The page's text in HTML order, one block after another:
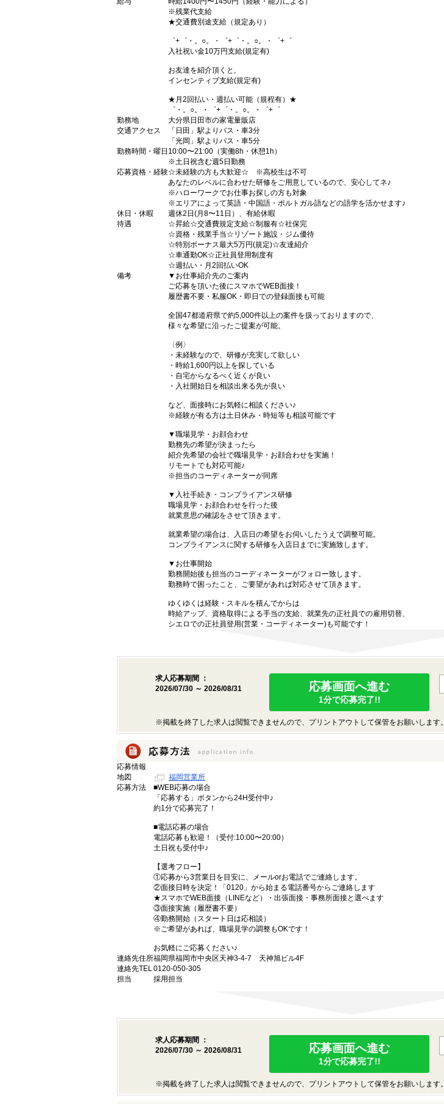
※残業代支給
★交通費別途支給（規定あり）
゜+゜・。○。・゜+゜・。○。・゜+゜
入社祝い金10万円支給(規定有)
お友達を紹介頂くと,
インセンティブ支給(規定有)
★月2回払い・週払い可能（規程有）★
゜・。○。・゜+゜・。○。・゜+゜
勤務地
大分県日田市の家電量販店
交通アクセス
「日田」駅よりバス・車3分
「光岡」駅よりバス・車5分
勤務時間・曜日 10:00〜21:00（実働8h・休憩1h）
※土日祝含む週5日勤務
応募資格・経験☆未経験の方も大歓迎☆ ※高校生は不可
あなたのレベルに合わせた研修をご用意しているので、安心してネ♪
※ハローワークでお仕事お探しの方も対象
※エリアによって英語・中国語・ポルトガル語などの語学を活かせます♪
休日・休暇
週休2日(月8〜11日）、有給休暇
待遇
☆昇給☆交通費規定支給☆制服有☆社保完
☆資格・残業手当☆リゾート施設・ジム優待
☆特別ボーナス最大5万円(規定)☆友達紹介
☆車通勤OK☆正社員登用制度有
☆週払い・月2回払いOK
備考
▼お仕事紹介先のご案内
ご応募を頂いた後にスマホでWEB面接！
履歴書不要・私服OK・即日での登録面接も可能
全国47都道府県で約5,000件以上の案件を扱っておりますので、
様々な希望に沿ったご提案が可能。
〈例〉
・未経験なので、研修が充実して欲しい
・時給1,600円以上を探している
・自宅からなるべく近くが良い
・入社開始日を相談出来る先が良い
など、面接時にお気軽に相談ください♪
※経験が有る方は土日休み・時短等も相談可能です
▼職場見学・お顔合わせ
勤務先の希望が決まったら
紹介先希望の会社で職場見学・お顔合わせを実施！
リモートでも対応可能♪
※担当のコーディネーターが同席
▼入社手続き・コンプライアンス研修
職場見学・お顔合わせを行った後
就業意思の確認をさせて頂きます。
就業希望の場合は、入店日の希望をお伺いしたうえで調整可能。
コンプライアンスに関する研修を入店日までに実施致します。
▼お仕事開始
勤務開始後も担当のコーディネーターがフォロー致します。
勤務時で困ったこと、ご要望があれば対応させて頂きます。
ゆくゆくは経験・スキルを積んでからは
時給アップ、資格取得による手当の支給、就業先の正社員での雇用切替、
シエロでの正社員登用(営業・コーディネーター)も可能です！
求人応募期間 ：
2026/07/30 ～ 2026/08/31
応募画面へ進む
1分で応募完了!!
※掲載を終了した求人は閲覧できませんので、プリントアウトして保管をお願いします。
応募情報
地図
福岡営業所
応募方法
■WEB応募の場合
「応募する」ボタンから24H受付中♪
約1分で応募完了！
■電話応募の場合
電話応募も歓迎！（受付:10:00〜20:00）
土日祝も受付中♪
【選考フロー】
①応募から3営業日を目安に、メールorお電話でご連絡します。
②面接日時を決定！「0120」から始まる電話番号からご連絡します
★スマホでWEB面接（LINEなど）・出張面接・事務所面接と選べます
③面接実施（履歴書不要）
④勤務開始（スタート日は応相談）
※ご希望があれば、職場見学の調整もOKです！
お気軽にご応募ください♪
連絡先住所福岡県福岡市中央区天神3-4-7 天神旭ビル4F
連絡先TEL0120-050-305
担当
採用担当
求人応募期間 ：
2026/07/30 ～ 2026/08/31
応募画面へ進む
1分で応募完了!!
※掲載を終了した求人は閲覧できませんので、プリントアウトして保管をお願いします。